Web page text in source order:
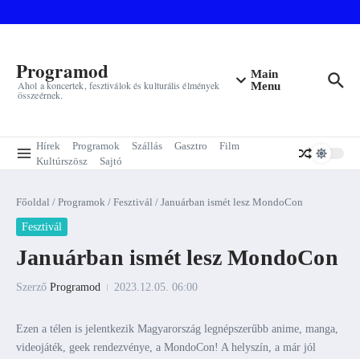
Programod
Ahol a koncertek, fesztiválok és kulturális élmények
összeérnek.
Main
Menu
Hírek Programok Szállás Gasztro
Film
Kultúrszösz
Sajtó
Főoldal / Programok / Fesztivál / Januárban ismét lesz MondoCon
Fesztivál
Januárban ismét lesz MondoCon
Szerző Programod 2023.12.05. 06:00
Ezen a télen is jelentkezik Magyarország legnépszerűbb anime, manga,
videojáték, geek rendezvénye, a MondoCon! A helyszín, a már jól